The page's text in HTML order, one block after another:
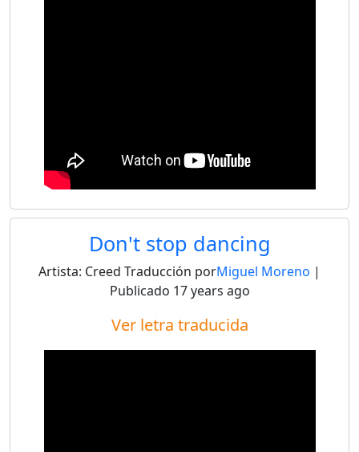
Don't stop dancing
Artista: Creed Traducción porMiguel Moreno |
Publicado 17 years ago
Ver letra traducida